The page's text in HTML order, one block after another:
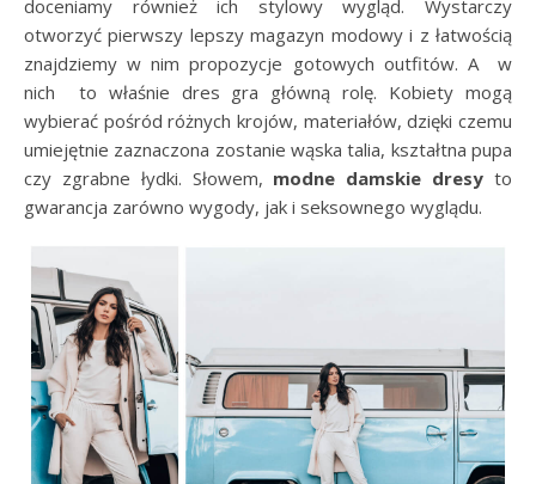
doceniamy również ich stylowy wygląd. Wystarczy
otworzyć pierwszy lepszy magazyn modowy i z łatwością
znajdziemy w nim propozycje gotowych outfitów. A w
nich to właśnie dres gra główną rolę. Kobiety mogą
wybierać pośród różnych krojów, materiałów, dzięki czemu
umiejętnie zaznaczona zostanie wąska talia, kształtna pupa
czy zgrabne łydki. Słowem, modne damskie dresy to
gwarancja zarówno wygody, jak i seksownego wyglądu.